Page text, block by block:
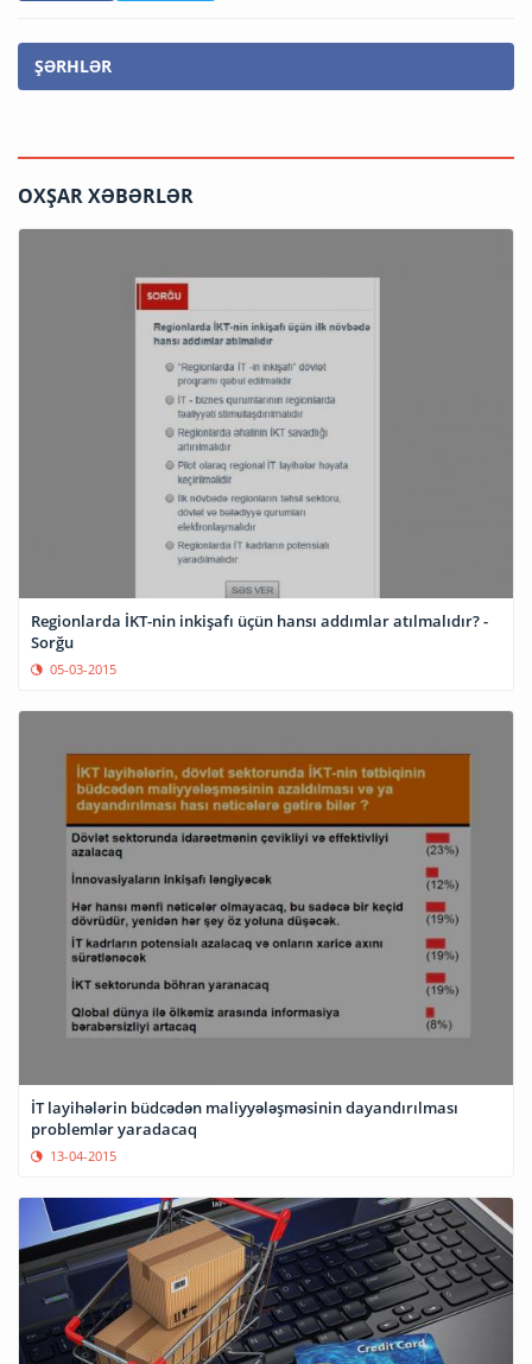
ŞƏRHLƏR
OXŞAR XƏBƏRLƏR
Regionlarda İKT-nin inkişafı üçün hansı addımlar atılmalıdır? -
Sorğu
05-03-2015
İT layihələrin büdcədən maliyyələşməsinin dayandırılması
problemlər yaradacaq
13-04-2015